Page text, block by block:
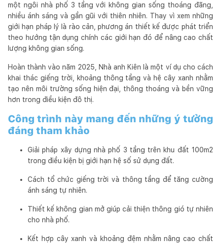
một ngôi nhà phố 3 tầng với không gian sống thoáng đãng,
nhiều ánh sáng và gần gũi với thiên nhiên. Thay vì xem những
giới hạn pháp lý là rào cản, phương án thiết kế được phát triển
theo hướng tận dụng chính các giới hạn đó để nâng cao chất
lượng không gian sống.
Hoàn thành vào năm 2025, Nhà anh Kiên là một ví dụ cho cách
khai thác giếng trời, khoảng thông tầng và hệ cây xanh nhằm
tạo nên môi trường sống hiện đại, thông thoáng và bền vững
hơn trong điều kiện đô thị.
Công trình này mang đến những ý tưởng
đáng tham khảo
Giải pháp xây dựng nhà phố 3 tầng trên khu đất 100m2
trong điều kiện bị giới hạn hệ số sử dụng đất.
Cách tổ chức giếng trời và thông tầng để tăng cường
ánh sáng tự nhiên.
Thiết kế không gian mở giúp cải thiện thông gió tự nhiên
cho nhà phố.
Kết hợp cây xanh và khoảng đệm nhằm nâng cao chất